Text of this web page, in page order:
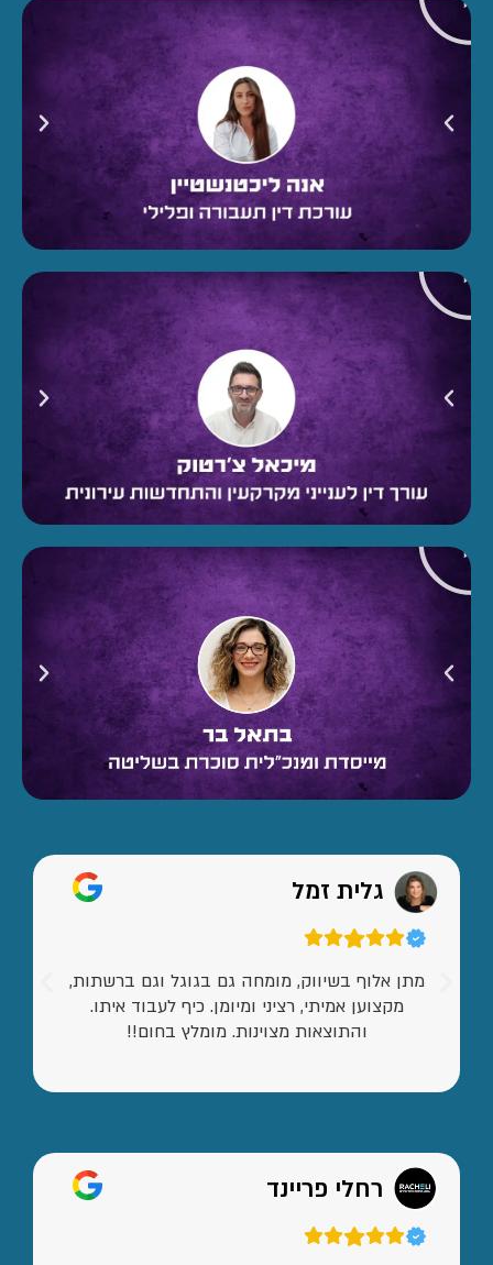
גלית זמל
מתן אלוף בשיווק, מומחה גם בגוגל וגם ברשתות,
מקצוען אמיתי, רציני ומיומן. כיף לעבוד איתו.
והתוצאות מצוינות. מומלץ בחום!!
רחלי פריינד